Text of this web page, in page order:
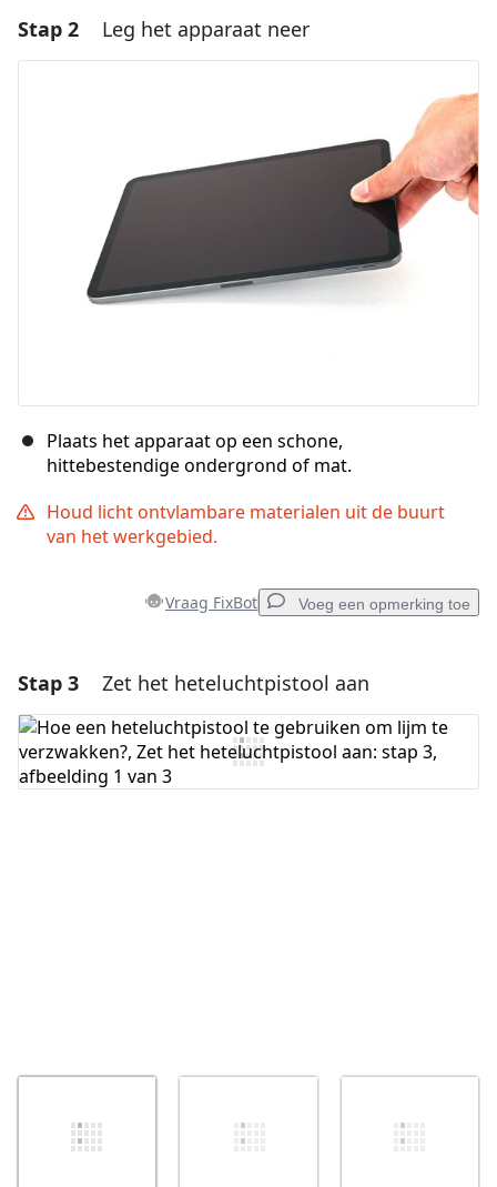
Voeg een opmerking toe
Plaats opmerking
Stap 2 Leg het apparaat neer
Plaats het apparaat op een schone,
hittebestendige ondergrond of mat.
Houd licht ontvlambare materialen uit de buurt
van het werkgebied.
Vraag FixBot Voeg een opmerking toe
Voeg een opmerking toe
Voeg opmerking toe
Stap 3 Zet het heteluchtpistool aan